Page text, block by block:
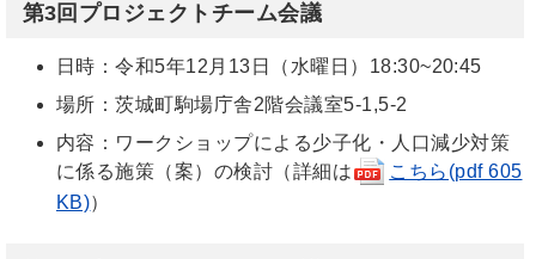
第3回プロジェクトチーム会議
日時：令和5年12月13日（水曜日）18:30~20:45
場所：茨城町駒場庁舎2階会議室5-1,5-2
内容：ワークショップによる少子化・人口減少対策
に係る施策（案）の検討（詳細は
こちら(pdf 605
KB)）